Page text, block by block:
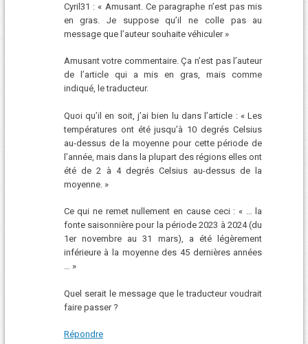
Cyril31 : « Amusant. Ce paragraphe n’est pas mis
en gras. Je suppose qu’il ne colle pas au
message que l’auteur souhaite véhiculer »
Amusant votre commentaire. Ça n’est pas l’auteur
de l’article qui a mis en gras, mais comme
indiqué, le traducteur.
Quoi qu’il en soit, j’ai bien lu dans l’article : « Les
températures ont été jusqu’à 10 degrés Celsius
au-dessus de la moyenne pour cette période de
l’année, mais dans la plupart des régions elles ont
été de 2 à 4 degrés Celsius au-dessus de la
moyenne. »
Ce qui ne remet nullement en cause ceci : « … la
fonte saisonnière pour la période 2023 à 2024 (du
1er novembre au 31 mars), a été légèrement
inférieure à la moyenne des 45 dernières années
… »
Quel serait le message que le traducteur voudrait
faire passer ?
Répondre